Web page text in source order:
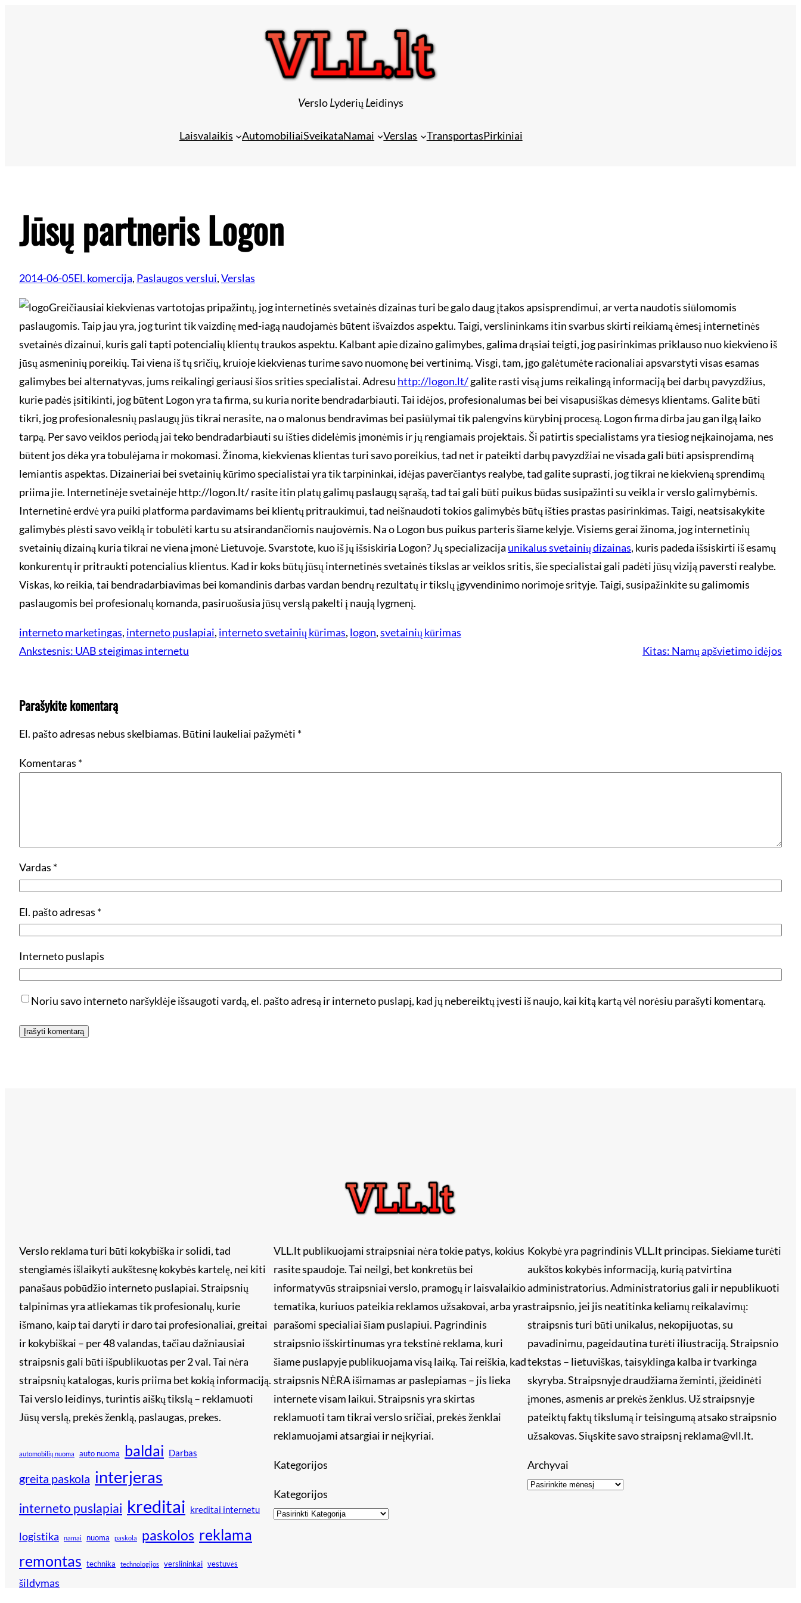
VersloLyderių Leidinys
Laisvalaikis AutomobiliaiSveikataNamai Verslas TransportasPirkiniai
Jūsų partneris Logon
2014-06-05El. komercija, Paslaugos verslui, Verslas
Greičiausiai kiekvienas vartotojas pripažintų, jog internetinės svetainės dizainas turi be galo daug įtakos apsisprendimui, ar verta naudotis siūlomomis
paslaugomis. Taip jau yra, jog turint tik vaizdinę med-iagą naudojamės būtent išvaizdos aspektu. Taigi, verslininkams itin svarbus skirti reikiamą ėmesį internetinės
svetainės dizainui, kuris gali tapti potencialių klientų traukos aspektu. Kalbant apie dizaino galimybes, galima drąsiai teigti, jog pasirinkimas priklauso nuo kiekvieno iš
jūsų asmeninių poreikių. Tai viena iš tų sričių, kruioje kiekvienas turime savo nuomonę bei vertinimą. Visgi, tam, jgo galėtumėte racionaliai apsvarstyti visas esamas
galimybes bei alternatyvas, jums reikalingi geriausi šios srities specialistai. Adresu http://logon.lt/galite rasti visą jums reikalingą informaciją bei darbų pavyzdžius,
kurie padės įsitikinti, jog būtent Logon yra ta firma, su kuria norite bendradarbiauti. Tai idėjos, profesionalumas bei bei visapusiškas dėmesys klientams. Galite būti
tikri, jog profesionalesnių paslaugų jūs tikrai nerasite, na o malonus bendravimas bei pasiūlymai tik palengvins kūrybinį procesą. Logon firma dirba jau gan ilgą laiko
tarpą. Per savo veiklos periodą jai teko bendradarbiauti su išties didelėmis įmonėmis ir jų rengiamais projektais. Ši patirtis specialistams yra tiesiog neįkainojama, nes
būtent jos dėka yra tobulėjama ir mokomasi. Žinoma, kiekvienas klientas turi savo poreikius, tad net ir pateikti darbų pavyzdžiai ne visada gali būti apsisprendimą
lemiantis aspektas. Dizaineriai bei svetainių kūrimo specialistai yra tik tarpininkai, idėjas paverčiantys realybe, tad galite suprasti, jog tikrai ne kiekvieną sprendimą
priima jie. Internetinėje svetainėje http://logon.lt/ rasite itin platų galimų paslaugų sąrašą, tad tai gali būti puikus būdas susipažinti su veikla ir verslo galimybėmis.
Internetinė erdvė yra puiki platforma pardavimams bei klientų pritraukimui, tad neišnaudoti tokios galimybės būtų išties prastas pasirinkimas. Taigi, neatsisakykite
galimybės plėsti savo veiklą ir tobulėti kartu su atsirandančiomis naujovėmis. Na o Logon bus puikus parteris šiame kelyje. Visiems gerai žinoma, jog internetinių
svetainių dizainą kuria tikrai ne viena įmonė Lietuvoje. Svarstote, kuo iš jų išsiskiria Logon? Jų specializacija unikalus svetainių dizainas, kuris padeda išsiskirti iš esamų
konkurentų ir pritraukti potencialius klientus. Kad ir koks būtų jūsų internetinės svetainės tikslas ar veiklos sritis, šie specialistai gali padėti jūsų viziją paversti realybe.
Viskas, ko reikia, tai bendradarbiavimas bei komandinis darbas vardan bendrų rezultatų ir tikslų įgyvendinimo norimoje srityje. Taigi, susipažinkite su galimomis
paslaugomis bei profesionalų komanda, pasiruošusia jūsų verslą pakelti į naują lygmenį.
interneto marketingas, interneto puslapiai, interneto svetainių kūrimas, logon, svetainių kūrimas
Ankstesnis: UAB steigimas internetu Kitas: Namų apšvietimo idėjos
Parašykite komentarą
El. pašto adresas nebus skelbiamas. Būtini laukeliai pažymėti *
Komentaras *
Vardas *
El. pašto adresas *
Interneto puslapis
Noriu savo interneto naršyklėje išsaugoti vardą, el. pašto adresą ir interneto puslapį, kad jų nebereiktų įvesti iš naujo, kai kitą kartą vėl norėsiu parašyti komentarą.
Verslo reklama turi būti kokybiška ir solidi, tad
stengiamės išlaikyti aukštesnę kokybės kartelę, nei kiti
panašaus pobūdžio interneto puslapiai. Straipsnių
talpinimas yra atliekamas tik profesionalų, kurie
išmano, kaip tai daryti ir daro tai profesionaliai, greitai
ir kokybiškai – per 48 valandas, tačiau dažniausiai
straipsnis gali būti išpublikuotas per 2 val. Tai nėra
straipsnių katalogas, kuris priima bet kokią informaciją.
Tai verslo leidinys, turintis aiškų tikslą – reklamuoti
Jūsų verslą, prekės ženklą, paslaugas, prekes.
automobilių nuoma auto nuoma baldai Darbas
greita paskola interjeras
interneto puslapiai kreditai kreditai internetu
logistika namai nuoma paskola paskolos reklama
remontas technika technologijos verslininkai vestuvės
šildymas
VLL.lt publikuojami straipsniai nėra tokie patys, kokius
rasite spaudoje. Tai neilgi, bet konkretūs bei
informatyvūs straipsniai verslo, pramogų ir laisvalaikio
tematika, kuriuos pateikia reklamos užsakovai, arba yra
parašomi specialiai šiam puslapiui. Pagrindinis
straipsnio išskirtinumas yra tekstinė reklama, kuri
šiame puslapyje publikuojama visą laiką. Tai reiškia, kad
straipsnis NĖRA išimamas ar paslepiamas – jis lieka
internete visam laikui. Straipsnis yra skirtas
reklamuoti tam tikrai verslo sričiai, prekės ženklai
reklamuojami atsargiai ir neįkyriai.
Kategorijos
Kategorijos
Kokybė yra pagrindinis VLL.lt principas. Siekiame turėti
aukštos kokybės informaciją, kurią patvirtina
administratorius. Administratorius gali ir nepublikuoti
straipsnio, jei jis neatitinka keliamų reikalavimų:
straipsnis turi būti unikalus, nekopijuotas, su
pavadinimu, pageidautina turėti iliustraciją. Straipsnio
tekstas – lietuviškas, taisyklinga kalba ir tvarkinga
skyryba. Straipsnyje draudžiama žeminti, įžeidinėti
įmones, asmenis ar prekės ženklus. Už straipsnyje
pateiktų faktų tikslumą ir teisingumą atsako straipsnio
užsakovas. Siųskite savo straipsnį reklama@vll.lt.
Archyvai